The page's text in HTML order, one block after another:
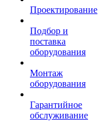
Проектирование
Подбор и
поставка
оборудования
Монтаж
оборудования
Гарантийное
обслуживание